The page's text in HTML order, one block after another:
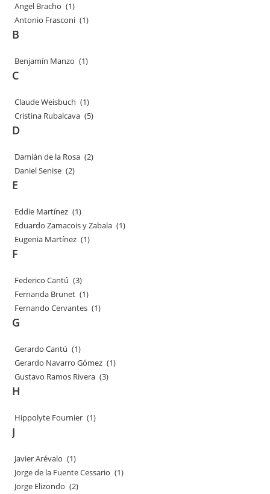
Angel Bracho (1)
Antonio Frasconi (1)
B
Benjamín Manzo (1)
C
Claude Weisbuch (1)
Cristina Rubalcava (5)
D
Damián de la Rosa (2)
Daniel Senise (2)
E
Eddie Martínez (1)
Eduardo Zamacois y Zabala (1)
Eugenia Martínez (1)
F
Federico Cantú (3)
Fernanda Brunet (1)
Fernando Cervantes (1)
G
Gerardo Cantú (1)
Gerardo Navarro Gómez (1)
Gustavo Ramos Rivera (3)
H
Hippolyte Fournier (1)
J
Javier Arévalo (1)
Jorge de la Fuente Cessario (1)
Jorge Elizondo (2)